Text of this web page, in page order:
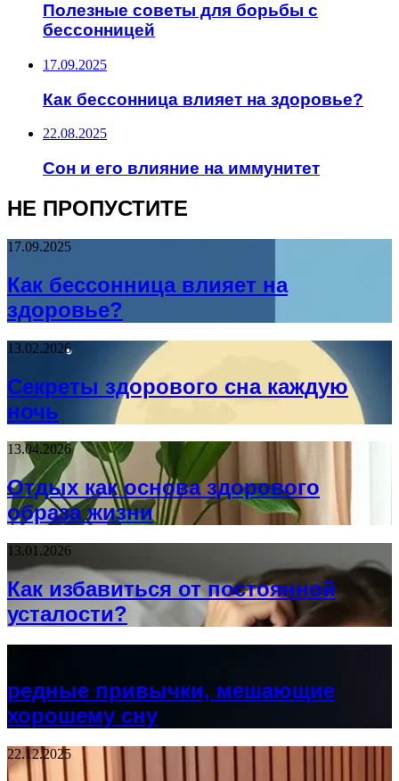
Полезные советы для борьбы с
бессонницей
17.09.2025
Как бессонница влияет на здоровье?
22.08.2025
Сон и его влияние на иммунитет
НЕ ПРОПУСТИТЕ
17.09.2025
Как бессонница влияет на
здоровье?
13.02.2026
Секреты здорового сна каждую
ночь
13.04.2026
Отдых как основа здорового
образа жизни
13.01.2026
Как избавиться от постоянной
усталости?
редные привычки, мешающие
хорошему сну
22.12.2025